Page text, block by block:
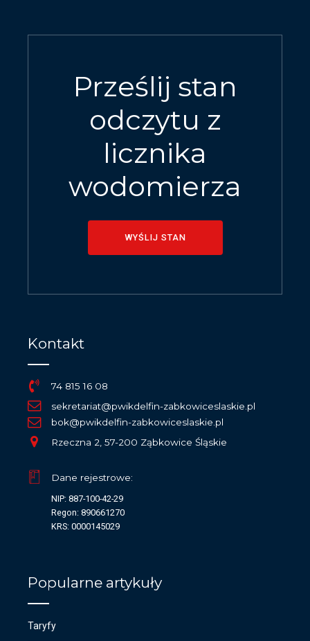
Prześlij stan
odczytu z
licznika
wodomierza
WYŚLIJ STAN
Kontakt
74 815 16 08
sekretariat@pwikdelfin-zabkowiceslaskie.pl
bok@pwikdelfin-zabkowiceslaskie.pl
Rzeczna 2, 57-200 Ząbkowice Śląskie
Dane rejestrowe:
NIP: 887-100-42-29
Regon: 890661270
KRS: 0000145029
Popularne artykuły
Taryfy